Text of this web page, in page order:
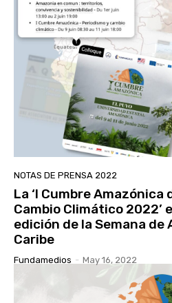
NOTAS DE PRENSA 2022
La ‘I Cumbre Amazónica
Cambio Climático 2022’
edición de la Semana de
Caribe
Fundamedios - May 16, 2022